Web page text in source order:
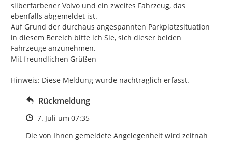
silberfarbener Volvo und ein zweites Fahrzeug, das
ebenfalls abgemeldet ist.
Auf Grund der durchaus angespannten Parkplatzsituation
in diesem Bereich bitte ich Sie, sich dieser beiden
Fahrzeuge anzunehmen.
Mit freundlichen Grüßen
Hinweis: Diese Meldung wurde nachträglich erfasst.
Rückmeldung
Zeitpunkt des Erstellens
7. Juli um 07:35
Die von Ihnen gemeldete Angelegenheit wird zeitnah